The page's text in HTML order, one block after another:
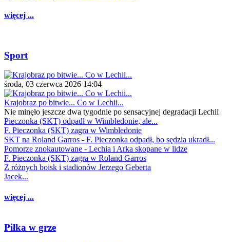
więcej ...
Sport
środa, 03 czerwca 2026 14:04
Krajobraz po bitwie... Co w Lechii...
Nie minęło jeszcze dwa tygodnie po sensacyjnej degradacji Lechii
Pieczonka (SKT) odpadł w Wimbledonie, ale...
F. Pieczonka (SKT) zagra w Wimbledonie
SKT na Roland Garros - F. Pieczonka odpadł, bo sędzia ukradł...
Pomorze znokautowane - Lechia i Arka skopane w lidze
F. Pieczonka (SKT) zagra w Roland Garros
Z różnych boisk i stadionów Jerzego Geberta
Jacek...
więcej ...
Piłka w grze